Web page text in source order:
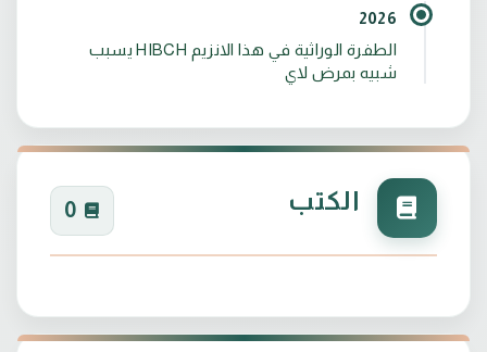
2026
الطفرة الوراثية في هذا الانزيم HIBCH يسبب
شبيه بمرض لاي
الكتب 0